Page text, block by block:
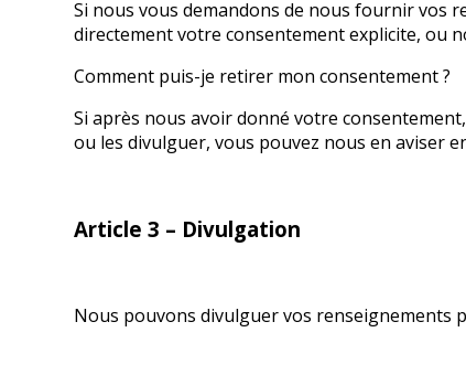
Si nous vous demandons de nous fournir vos
directement votre consentement explicite, ou
Comment puis-je retirer mon consentement ?
Si après nous avoir donné votre
ou les divulguer, vous pouvez nous en aviser
Article 3 – Divulgation
Nous pouvons divulguer vos renseignements